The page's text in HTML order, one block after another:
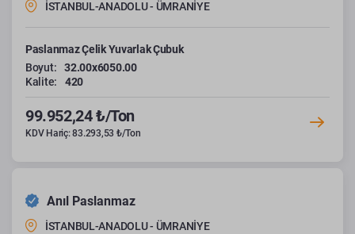
İSTANBUL-ANADOLU - ÜMRANİYE
Paslanmaz Çelik Yuvarlak Çubuk
Boyut:
32.00x6050.00
Kalite:
420
99.952,24 ₺/Ton
KDV Hariç: 83.293,53 ₺/Ton
Anıl Paslanmaz
İSTANBUL-ANADOLU - ÜMRANİYE